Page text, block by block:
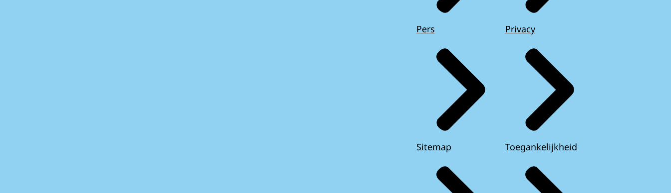
Pers
Sitemap
Privacy
Toegankelijkheid